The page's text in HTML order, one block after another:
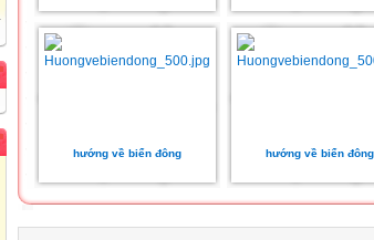
hướng về biển đông hướng về biển đông